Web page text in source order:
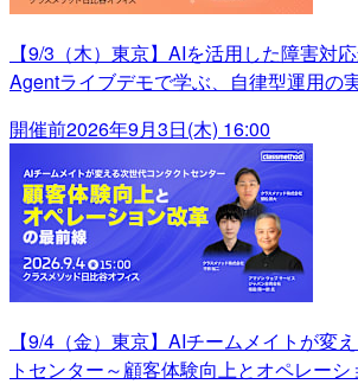
【9/3（木）東京】AIを活用した障害対
Agentライブデモで学ぶ、自律型運用の
開催前2026年9月3日(木) 16:00
【9/4（金）東京】AIチームメイトが変
トセンター～顧客体験向上とオペレー